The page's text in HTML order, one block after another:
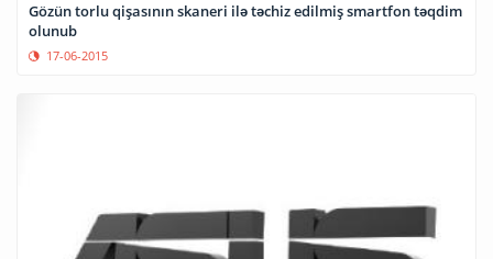
Gözün torlu qişasının skaneri ilə təchiz edilmiş smartfon təqdim
olunub
17-06-2015